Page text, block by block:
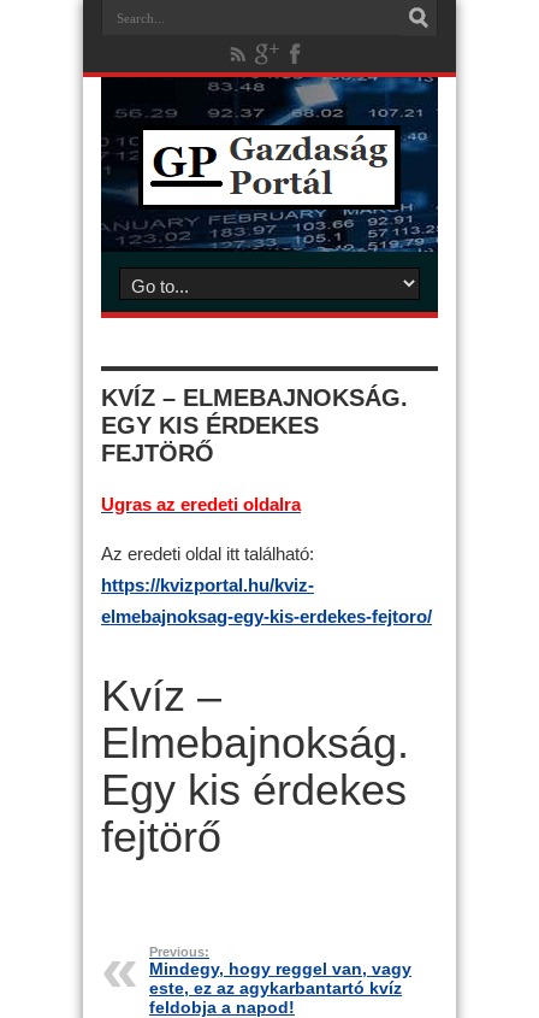
KVÍZ – ELMEBAJNOKSÁG.
EGY KIS ÉRDEKES
FEJTÖRŐ
Ugras az eredeti oldalra
Az eredeti oldal itt található:
https://kvizportal.hu/kviz-
elmebajnoksag-egy-kis-erdekes-fejtoro/
Kvíz –
Elmebajnokság.
Egy kis érdekes
fejtörő
Previous:
Mindegy, hogy reggel van, vagy
este, ez az agykarbantartó kvíz
feldobja a napod!